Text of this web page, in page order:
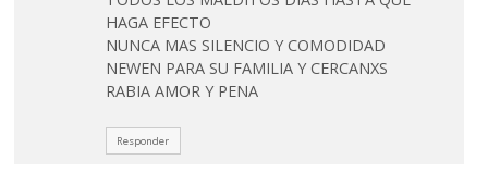
HAGA EFECTO
NUNCA MAS SILENCIO Y COMODIDAD
NEWEN PARA SU FAMILIA Y CERCANXS
RABIA AMOR Y PENA
Responder